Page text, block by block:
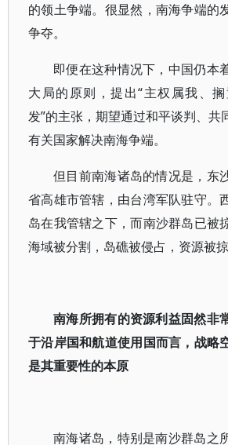
的领土争端。很显然，南海争端的
争夺。
即便在这种情况下，中国仍本
大局的原则，提出“主权属我、
发”的主张，期望通过和平谈判、共
有关国家解决南海争端。
但目前南海诸岛的情况是，东
省高雄市管辖，由台湾军队驻守。
岛在我管辖之下，而南沙群岛已被
海域被分割，岛礁被侵占，资源被掠
南海所拥有的资源利益固然非
于沿岸国和航道使用国而言，战略
是其重要性的本原
南海诸岛，特别是南沙群岛之